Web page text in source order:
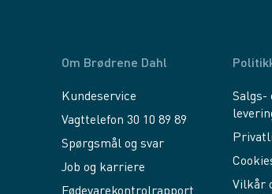
Om Brødrene Dahl
Kundeservice
Vagttelefon 30 10 89 89
Spørgsmål og svar
Job og karriere
Salgs-
Vilkår